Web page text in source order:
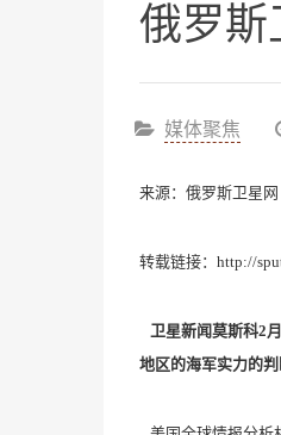
俄罗斯
媒体聚焦
来源： 俄罗斯卫星网
转载链接：http://
卫星新闻莫斯科2
地区的海军实力的判